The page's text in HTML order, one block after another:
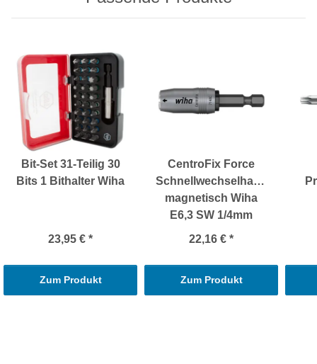
Bit-Set 31-Teilig 30
Bits 1 Bithalter Wiha
23,95 € *
Zum Produkt
CentroFix Force
Schnellwechselhalter
magnetisch Wiha
E6,3 SW 1/4mm
22,16 € *
Zum Produkt